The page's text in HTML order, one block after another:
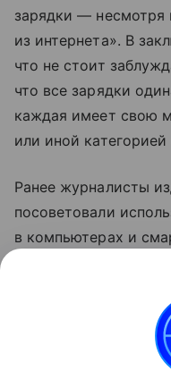
зарядки — несмотря
из интернета». В
что не стоит
что все зарядки
каждая имеет свою
или иной
Ранее журналисты
посоветовали
в компьютерах и
скорости и